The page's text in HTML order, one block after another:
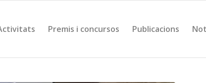
Premis i concursos Publicacions